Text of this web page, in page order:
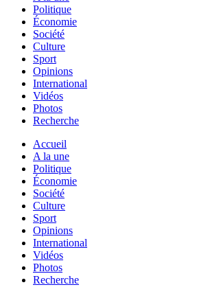
Politique
Économie
Société
Culture
Sport
Opinions
International
Vidéos
Photos
Recherche
Accueil
A la une
Politique
Économie
Société
Culture
Sport
Opinions
International
Vidéos
Photos
Recherche